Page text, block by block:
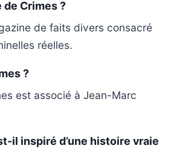
de Crimes ?
de faits divers consacré
réelles.
?
est associé à Jean-Marc
il inspiré d’une histoire vraie